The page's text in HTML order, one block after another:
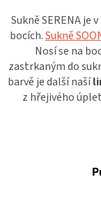
Sukně SERENA je
bocích.Sukně
Nosí se na
zastrkaným do
barvě je další naší
z hřejivého